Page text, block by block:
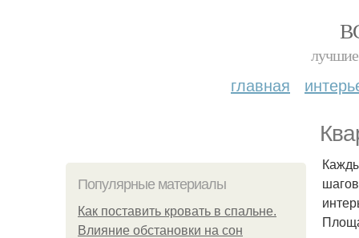
лучшие
главная
Популярные материалы
Как поставить кровать в спальне.
Влияние обстановки на сон